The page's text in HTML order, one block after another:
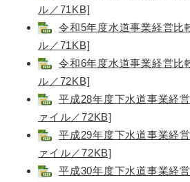
ル／71KB]
令和5年度水道事業経営比
ル／71KB]
令和6年度水道事業経営比
ル／72KB]
平成28年度下水道事業経
ァイル／72KB]
平成29年度下水道事業経
ァイル／72KB]
平成30年度下水道事業経